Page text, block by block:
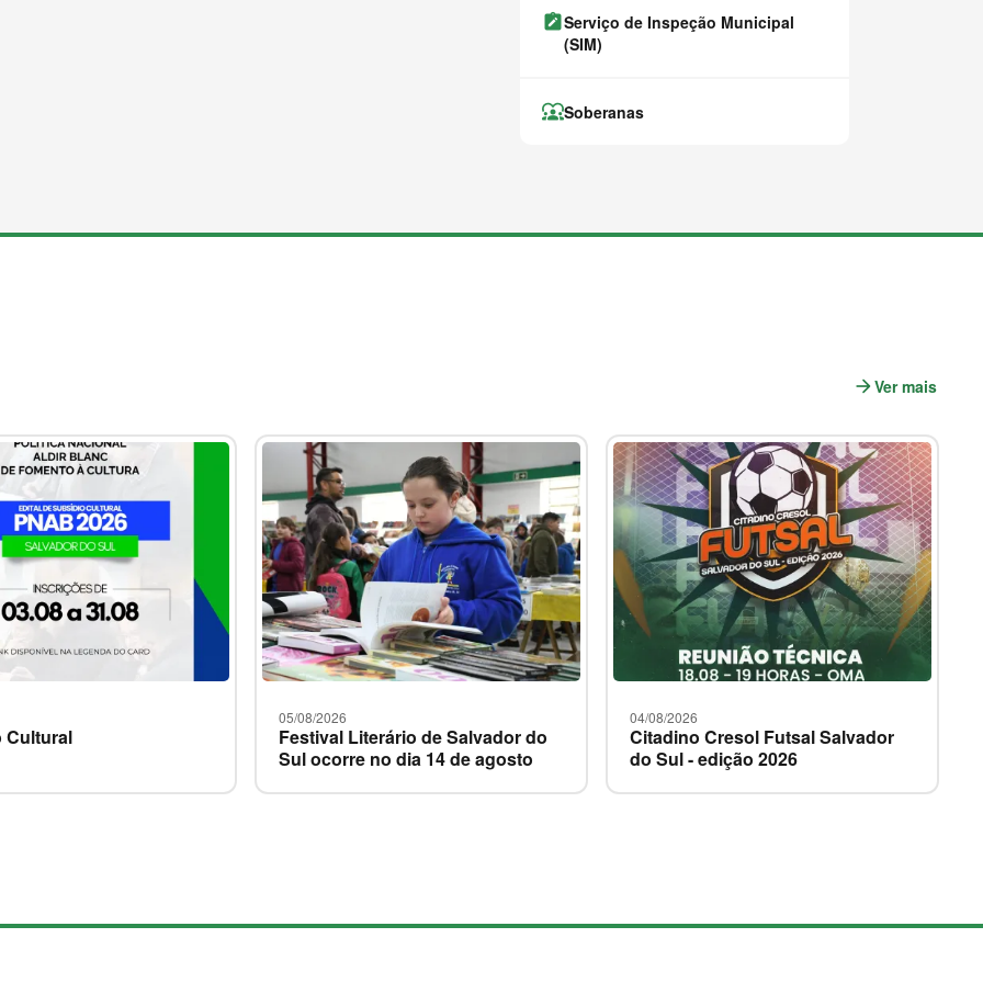
note_altServiço de Inspeção Municipal
(SIM)
diversity_1Soberanas
arrow_forwardVer mais
Cultural
05/08/2026
Festival Literário de Salvador do
Sul ocorre no dia 14 de agosto
04/08/2026
Citadino Cresol Futsal Salvador
do Sul - edição 2026